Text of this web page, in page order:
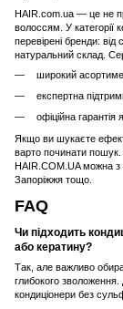
HAIR.com.ua — це не
волоссям. У категорії
перевірені бренди:
натуральний склад.
широкий
експертна
офіційна гарантія
Якщо ви шукаєте
варто починати пошук.
HAIR.COM.UA можна з
Запоріжжя тощо.
FAQ
Чи підходить
або кератину?
Так, але важливо
глибокого
кондиціонери без